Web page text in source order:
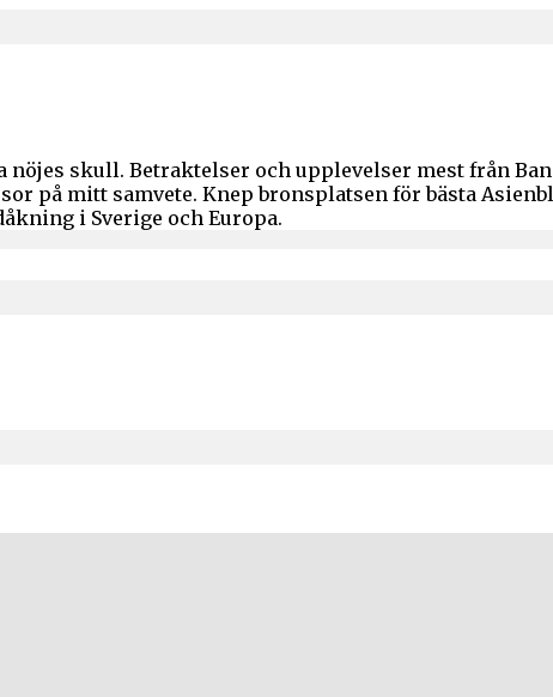
skull. Betraktelser och upplevelser mest från
på mitt samvete. Knep bronsplatsen för bästa
i Sverige och Europa.